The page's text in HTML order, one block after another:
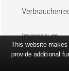
Impressum
This website
provide additional